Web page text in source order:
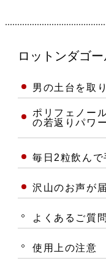
ロットンダゴ
男の土台を取
ポリフェノー
の若返りパワー
毎日2粒飲んで
沢山のお声が
よくあるご質問
使用上の注意